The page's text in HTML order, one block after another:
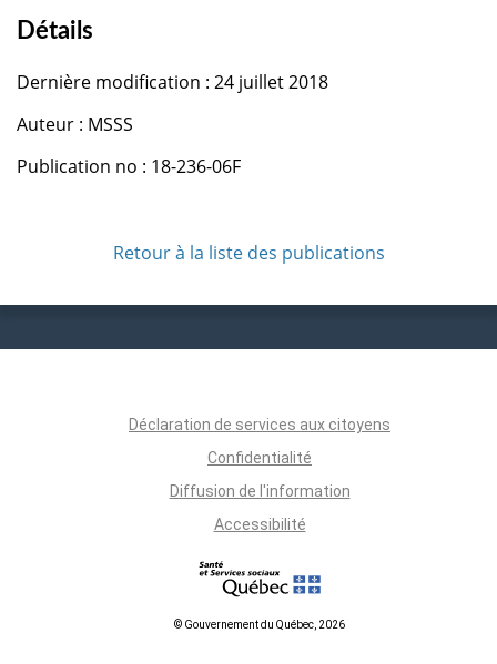
Détails
Dernière modification : 24 juillet 2018
Auteur : MSSS
Publication no : 18-236-06F
Retour à la liste des publications
Déclaration de services aux citoyens
Confidentialité
Diffusion de l'information
Accessibilité
© Gouvernement du Québec, 2026